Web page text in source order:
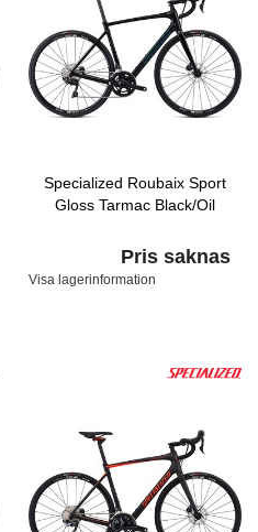
Specialized Roubaix Sport
Gloss Tarmac Black/Oil
Pris saknas
Visa lagerinformation